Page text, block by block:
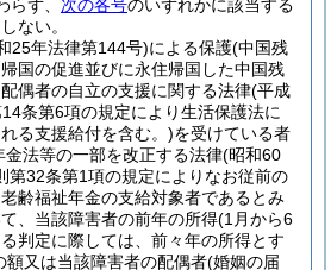
らず、 次の各号のいずれかに該当する
ない。
25年法律第144号)による保護(中国残
国の促進並びに永住帰国した中国残
偶者の自立の支援に関する法律(平成
条第6項の規定により生活保護法に
る支援給付を含む。)を受けている者
金法等の一部を改正する法律(昭和60
第32条第1項の規定によりなお従前の
齢福祉年金の支給対象者であるとみ
、当該障害者の前年の所得(1月から6
判定に際しては、前々年の所得とす
額又は当該障害者の配偶者(婚姻の届